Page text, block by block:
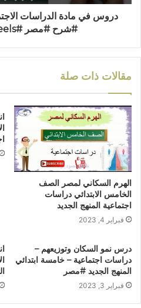
دروس في مادة الدراسات
#شرح #مصر #fyp #viral #reels
مقالات ذات صلة
الهرم السكاني لمصر الصف
الخامس الابتدائي دراسات
اجتماعية المنهج الجديد
فبراير 4, 2023
درس نمو السكان وتوزيعهم –
دراسات اجتماعية – خامسة ابتدائي
المنهج الجديد #مصر
فبراير 3, 2023